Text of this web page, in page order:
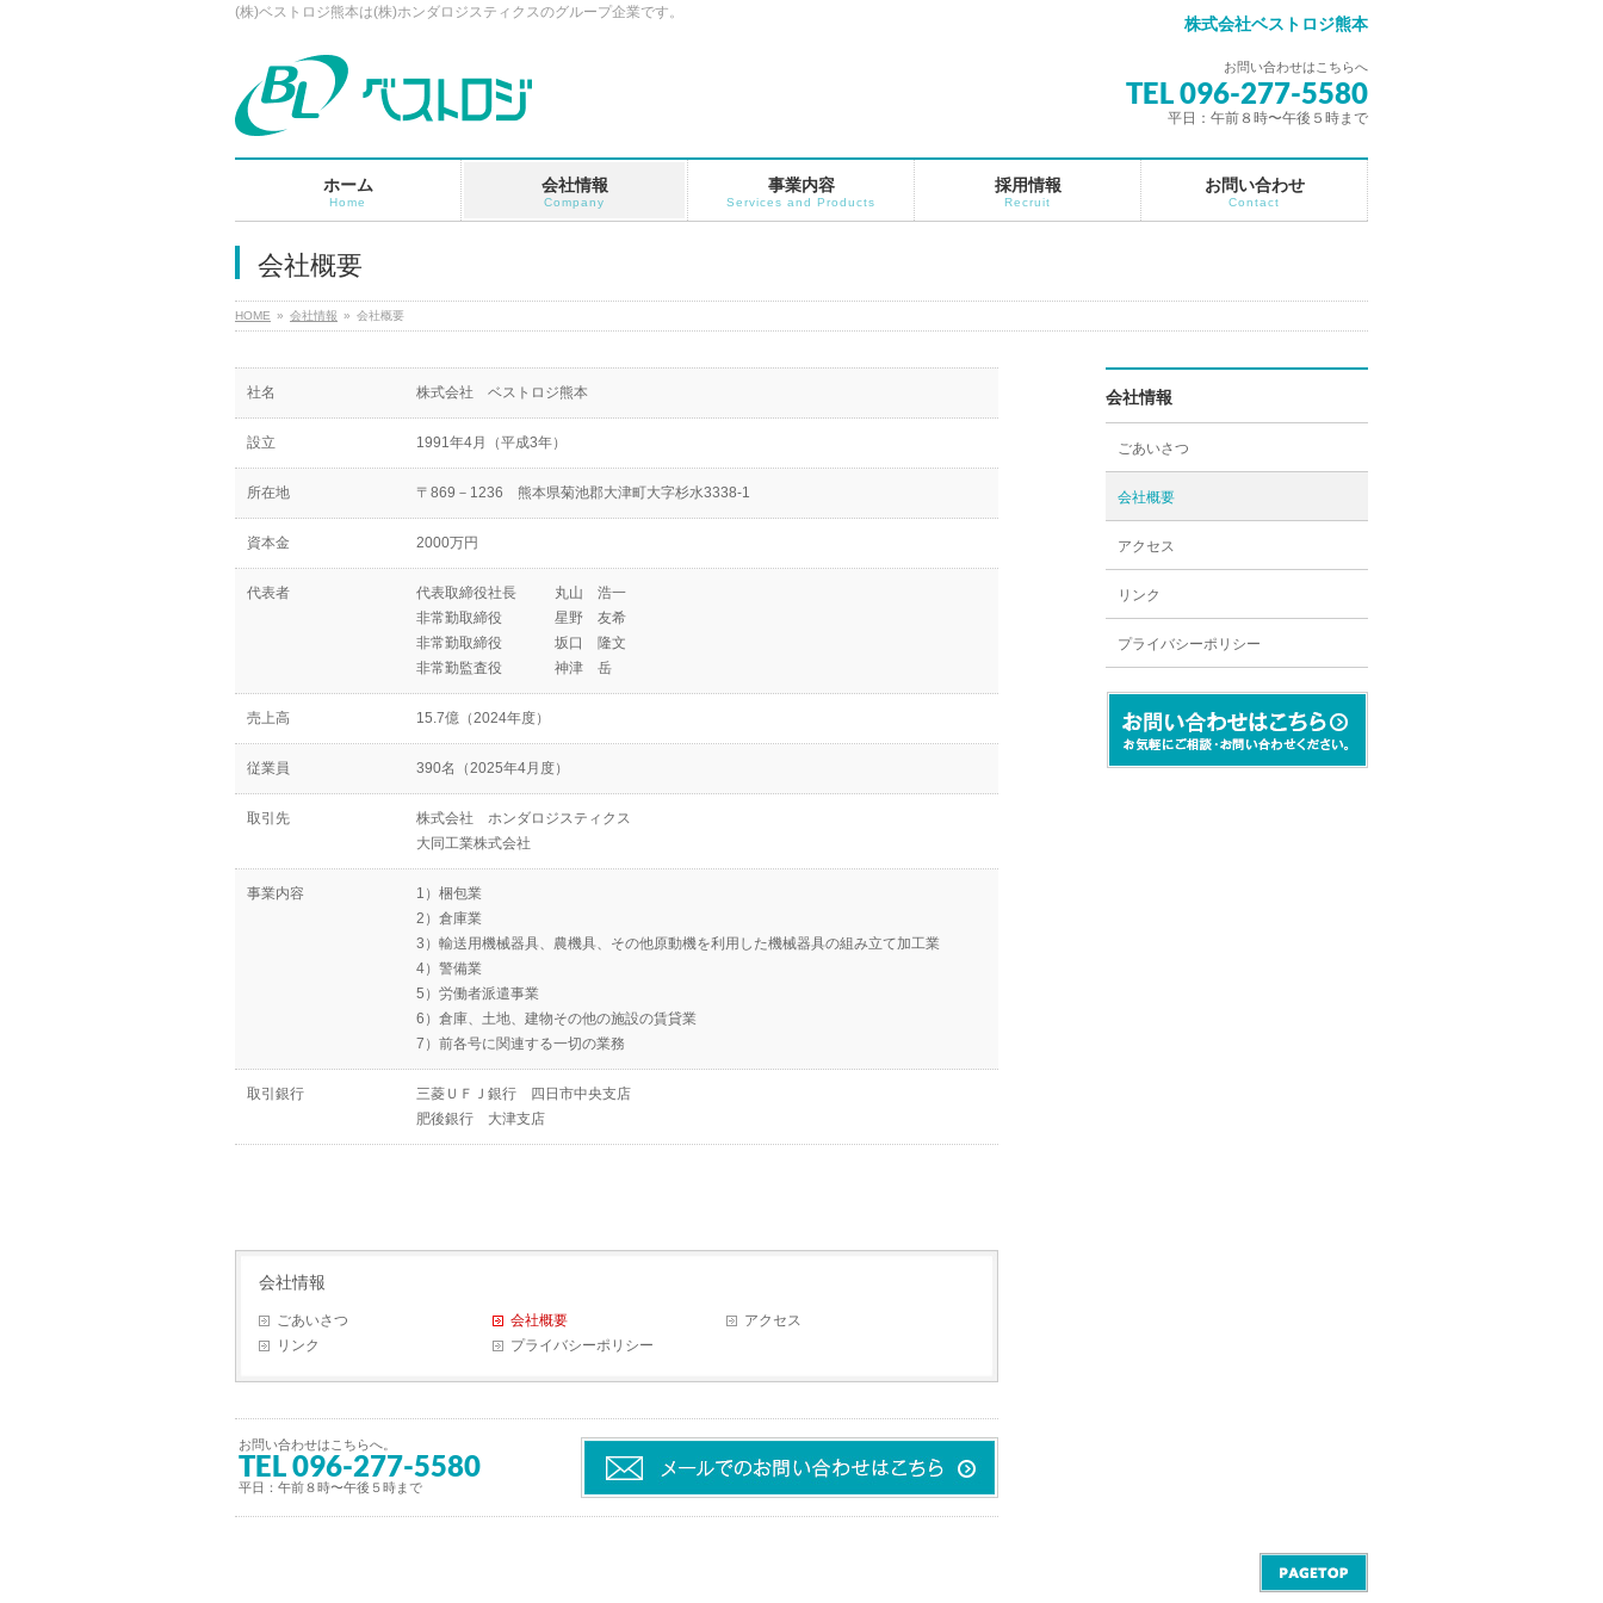
(株)ベストロジ熊本は(株)ホンダロジスティクスのグループ企業です。
株式会社ベストロジ熊本
お問い合わせはこちらへ
TEL 096-277-5580
平日：午前８時〜午後５時まで
ホーム
Home
会社情報
Company
事業内容
Services and Products
採用情報
Recruit
お問い合わせ
Contact
会社概要
HOME 会社情報 会社概要
社名 株式会社 ベストロジ熊本
設立 1991年4月（平成3年）
所在地 〒869－1236 熊本県菊池郡大津町大字杉水3338-1
資本金 2000万円
代表者 代表取締役社長
丸山 浩一
非常勤取締役
星野 友希
非常勤取締役
坂口 隆文
非常勤監査役
神津 岳
売上高 15.7億（2024年度）
従業員 390名（2025年4月度）
取引先
株式会社 ホンダロジスティクス
大同工業株式会社
事業内容
1）梱包業
2）倉庫業
3）輸送用機械器具、農機具、その他原動機を利用した機械器具の組み立て加工業
4）警備業
5）労働者派遣事業
6）倉庫、土地、建物その他の施設の賃貸業
7）前各号に関連する一切の業務
取引銀行
三菱ＵＦＪ銀行 四日市中央支店
肥後銀行 大津支店
会社情報
ごあいさつ 会社概要
アクセス
リンク
プライバシーポリシー
お問い合わせはこちらへ。
TEL 096-277-5580
平日：午前８時〜午後５時まで
会社情報
ごあいさつ
会社概要
アクセス
リンク
プライバシーポリシー